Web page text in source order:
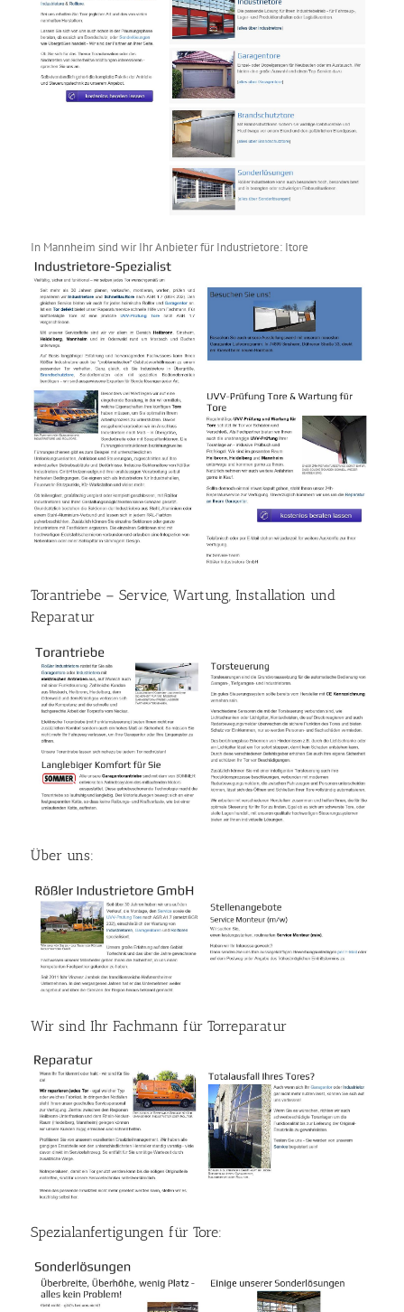
In Mannheim sind wir Ihr Anbieter für Industrietore: Itore
Torantriebe – Service, Wartung, Installation und
Reparatur
Über uns:
Wir sind Ihr Fachmann für Torreparatur
Spezialanfertigungen für Tore: